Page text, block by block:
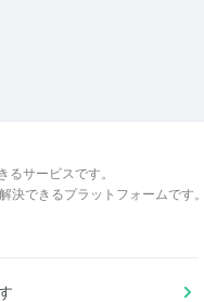
るサービスです。
できるプラットフォームです。